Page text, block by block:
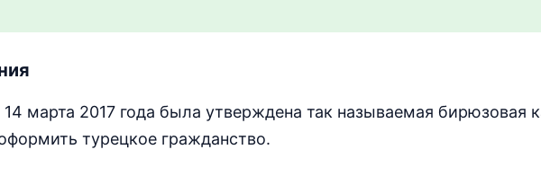
марта 2017 года была утверждена так называемая бирюзовая
турецкое гражданство.